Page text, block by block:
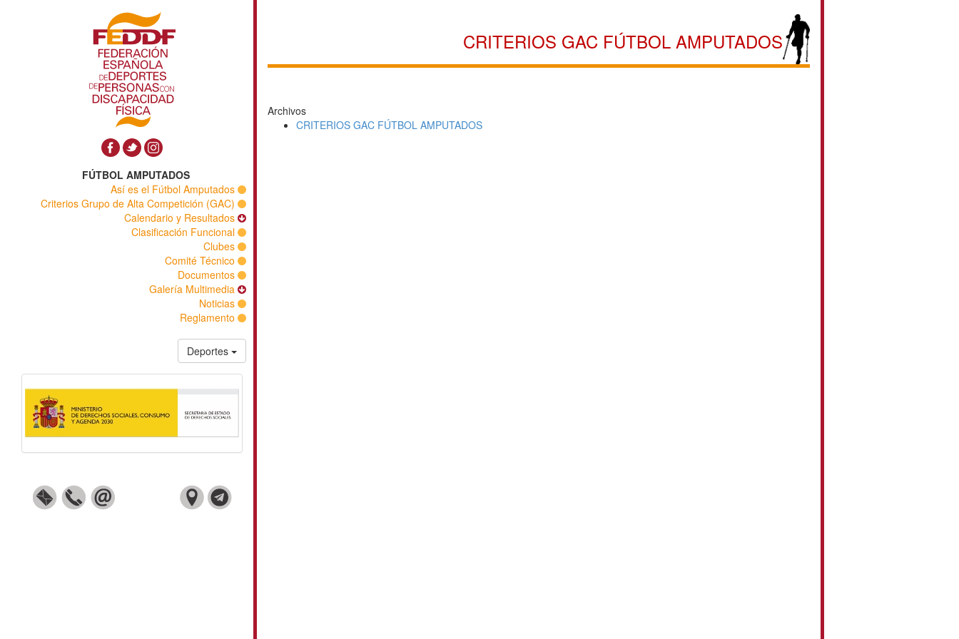
FÚTBOL AMPUTADOS
Así es el Fútbol Amputados
Criterios Grupo de Alta Competición (GAC)
Calendario y Resultados
Clasificación Funcional
Clubes
Comité Técnico
Documentos
Galería Multimedia
Noticias
Reglamento
Deportes
CRITERIOS GAC FÚTBOL AMPUTADOS
Archivos
CRITERIOS GAC FÚTBOL AMPUTADOS